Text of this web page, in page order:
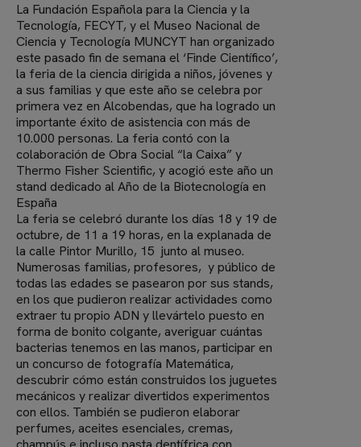
La Fundación Española para la Ciencia y la
Tecnología, FECYT, y el Museo Nacional de
Ciencia y Tecnología MUNCYT han organizado
este pasado fin de semana el ‘Finde Científico’,
la feria de la ciencia dirigida a niños, jóvenes y
a sus familias y que este año se celebra por
primera vez en Alcobendas, que ha logrado un
importante éxito de asistencia con más de
10.000 personas. La feria contó con la
colaboración de Obra Social “la Caixa” y
Thermo Fisher Scientific, y acogió este año un
stand dedicado al Año de la Biotecnología en
España
La feria se celebró durante los días 18 y 19 de
octubre, de 11 a 19 horas, en la explanada de
la calle Pintor Murillo, 15 junto al museo.
Numerosas familias, profesores, y público de
todas las edades se pasearon por sus stands,
en los que pudieron realizar actividades como
extraer tu propio ADN y llevártelo puesto en
forma de bonito colgante, averiguar cuántas
bacterias tenemos en las manos, participar en
un concurso de fotografía Matemática,
descubrir cómo están construidos los juguetes
mecánicos y realizar divertidos experimentos
con ellos. También se pudieron elaborar
perfumes, aceites esenciales, cremas,